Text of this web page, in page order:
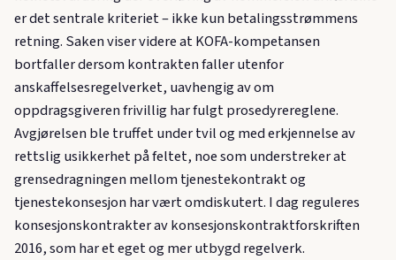
er det sentrale kriteriet – ikke kun betalingsstrømmens
retning. Saken viser videre at KOFA-kompetansen
bortfaller dersom kontrakten faller utenfor
anskaffelsesregelverket, uavhengig av om
oppdragsgiveren frivillig har fulgt prosedyrereglene.
Avgjørelsen ble truffet under tvil og med erkjennelse av
rettslig usikkerhet på feltet, noe som understreker at
grensedragningen mellom tjenestekontrakt og
tjenestekonsesjon har vært omdiskutert. I dag reguleres
konsesjonskontrakter av konsesjonskontraktforskriften
2016, som har et eget og mer utbygd regelverk.